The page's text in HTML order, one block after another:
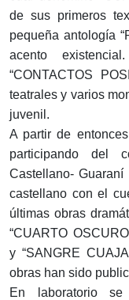
de sus primeros
pequeña antología
acento
“CONTACTOS
teatrales y varios
juvenil.
A partir de
participando del
Castellano- Guaraní
castellano con el
últimas obras
“CUARTO
y “SANGRE
obras han sido
En laboratorio se